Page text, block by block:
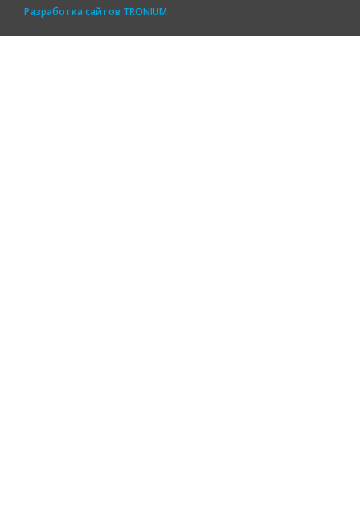
Разработка сайтов TRONIUM